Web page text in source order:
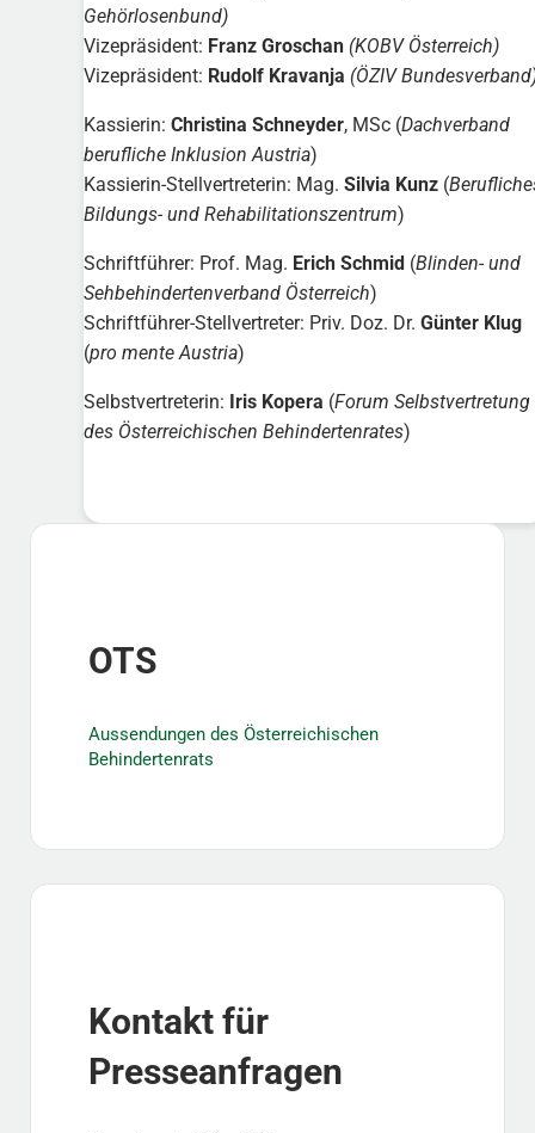
Gehörlosenbund)
Vizepräsident: Franz Groschan (KOBV Österreich)
Vizepräsident: Rudolf Kravanja (ÖZIV
Kassierin: Christina Schneyder, MSc (Dachverband
berufliche Inklusion Austria)
Kassierin-Stellvertreterin: Mag. Silvia Kunz(
Bildungs- und Rehabilitationszentrum)
Schriftführer: Prof. Mag. Erich Schmid(Blinden- und
Sehbehindertenverband Österreich)
Schriftführer-Stellvertreter: Priv. Doz. Dr. Günter Klug
(pro mente Austria)
Selbstvertreterin: Iris Kopera (Forum Selbstvertretung
des Österreichischen Behindertenrates)
Sidebar
OTS
Aussendungen des Österreichischen
Behindertenrats
Kontakt für
Presseanfragen